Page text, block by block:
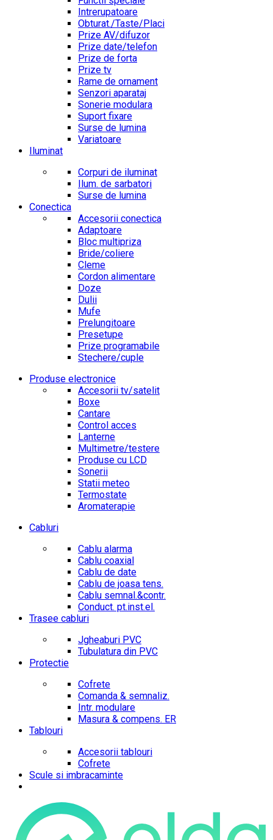
Intrerupatoare
Obturat./Taste/Placi
Prize AV/difuzor
Prize date/telefon
Prize de forta
Prize tv
Rame de ornament
Senzori aparataj
Sonerie modulara
Suport fixare
Surse de lumina
Variatoare
Iluminat
Corpuri de iluminat
Ilum. de sarbatori
Surse de lumina
Conectica
Accesorii conectica
Adaptoare
Bloc multipriza
Bride/coliere
Cleme
Cordon alimentare
Doze
Dulii
Mufe
Prelungitoare
Presetupe
Prize programabile
Stechere/cuple
Produse electronice
Accesorii tv/satelit
Boxe
Cantare
Control acces
Lanterne
Multimetre/testere
Produse cu LCD
Sonerii
Statii meteo
Termostate
Aromaterapie
Cabluri
Cablu alarma
Cablu coaxial
Cablu de date
Cablu de joasa tens.
Cablu semnal.&contr.
Conduct. pt.inst.el.
Trasee cabluri
Jgheaburi PVC
Tubulatura din PVC
Protectie
Cofrete
Comanda & semnaliz.
Intr. modulare
Masura & compens. ER
Tablouri
Accesorii tablouri
Cofrete
Scule si imbracaminte